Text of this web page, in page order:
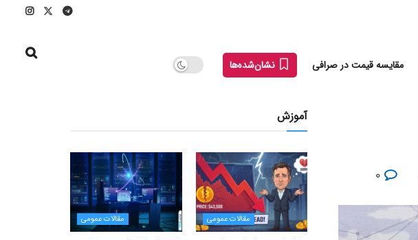
مقایسه قیمت در صرافی نشان‌شده‌ها
آموزش
مقالات عمومی مقالات عمومی